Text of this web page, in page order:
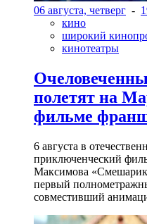
06 августа, четверг -
кино
широкий
кинотеатры
полетят на
фильме
6 августа в
приключенческий
Максимова
первый
совместивший